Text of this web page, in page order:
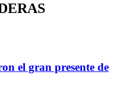
el gran presente de